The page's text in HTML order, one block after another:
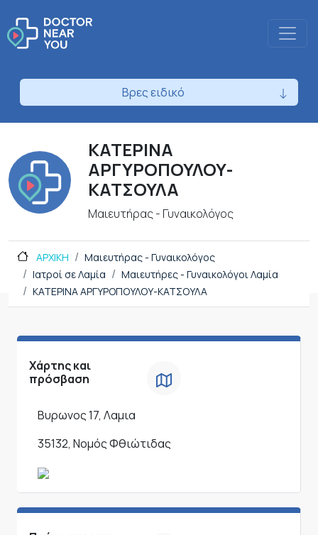
Βρες ειδικό
ΚΑΤΕΡΙΝΑ
ΑΡΓΥΡΟΠΟΥΛΟΥ-
ΚΑΤΣΟΥΛΑ
Μαιευτήρας - Γυναικολόγος
ΑΡΧΙΚΗ
Μαιευτήρας - Γυναικολόγος
Ιατροί σε Λαμία
Μαιευτήρες - Γυναικολόγοι Λαμία
ΚΑΤΕΡΙΝΑ ΑΡΓΥΡΟΠΟΥΛΟΥ-ΚΑΤΣΟΥΛΑ
Χάρτης και
πρόσβαση
Βυρωνος 17, Λαμια
35132, Νομός Φθιώτιδας